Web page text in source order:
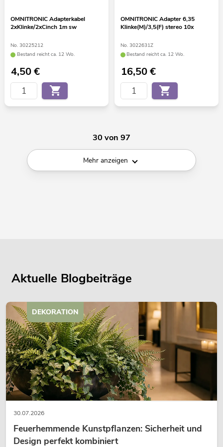
OMNITRONIC Adapterkabel
2xKlinke/2xCinch 1m sw
No. 30225212
Bestand reicht ca. 12 Wo.
4,50€
OMNITRONIC Adapter 6,35
Klinke(M)/3,5(F) stereo 10x
No. 3022631Z
Bestand reicht ca. 12 Wo.
16,50€
30 von 97
Mehr anzeigen
Aktuelle Blogbeiträge
30.07.2026
Feuerhemmende Kunstpflanzen: Sicherheit und
Design perfekt kombiniert
DEKORATION